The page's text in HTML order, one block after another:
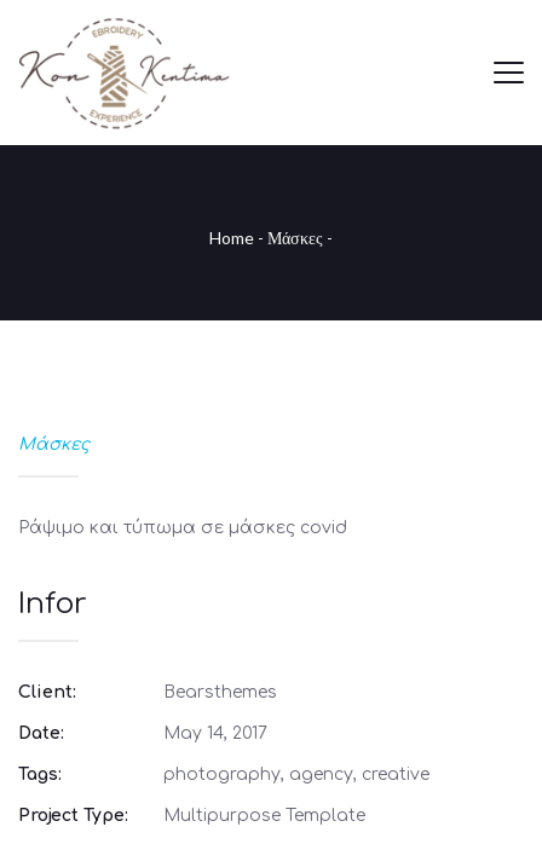
Home - Μάσκες -
Μάσκες
Ράψιμο και τύπωμα σε μάσκες covid
Infor
Client: Bearsthemes
Date: May 14, 2017
Tags: photography, agency, creative
Project Type: Multipurpose Template